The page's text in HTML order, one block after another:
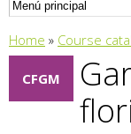
You are here
Home » Course
CFGM